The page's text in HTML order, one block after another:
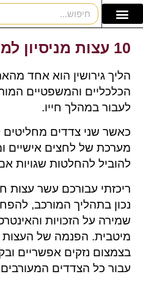
10 עצות מניסיון למתגרשים
הליך גירושין הוא אחד
הכלכליים והמשפטיים
לעבור במהלך חייו.
כאשר שני צדדים מחליטים
מערכת של לחצים אישיים
להוביל להחלטות שגויות
ריכזתי עבורכם עשר עצות
נכון בתהליך המורכב,
שמירה על הזכויות
מיטבית. הפנמה של העצות
בצמצום נזקים אפשריים
עבור כל הצדדים